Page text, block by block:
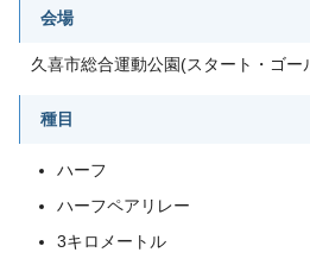
会場
久喜市総合運動公園(スタート・ゴー
種目
ハーフ
ハーフペアリレー
3キロメートル